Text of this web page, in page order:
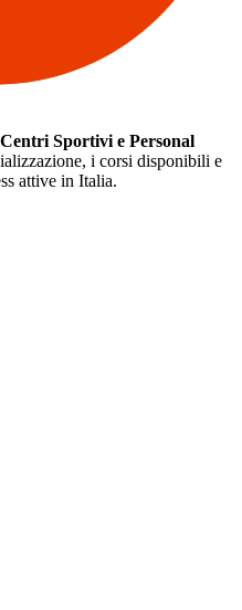
Sportivi e Personal
i corsi disponibili e
attive in Italia.